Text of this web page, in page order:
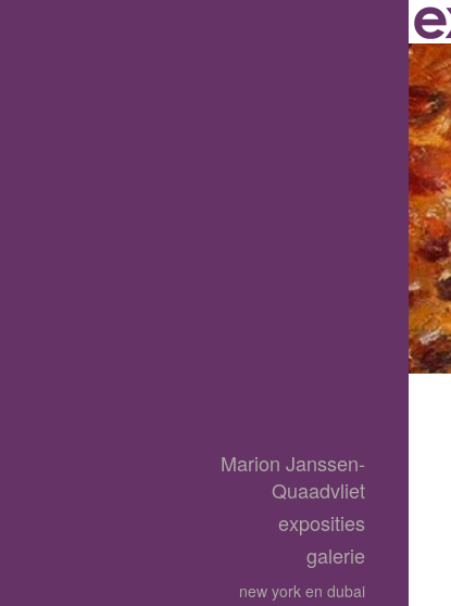
Marion Janssen-
Quaadvliet
exposities
galerie
new york en dubai